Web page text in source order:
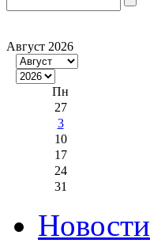
Август 2026
Пн
27
3
10
17
24
31
Новости